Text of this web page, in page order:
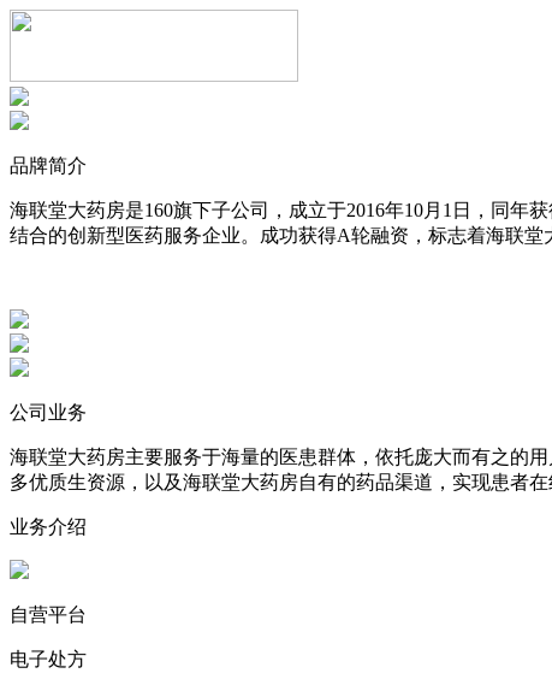
品牌简介
海联堂大药房是160旗下子公司，成立于2016年10月1日，同年
结合的创新型医药服务企业。成功获得A轮融资，标志着海联堂
公司业务
海联堂大药房主要服务于海量的医患群体，依托庞大而有之的
多优质生资源，以及海联堂大药房自有的药品渠道，实现患者在
业务介绍
自营平台
电子处方